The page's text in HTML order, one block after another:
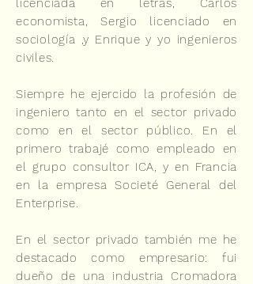
licenciada en letras, Carlos
economista, Sergio licenciado en
sociología ,y Enrique y yo ingenieros
civiles.
Siempre he ejercido la profesión de
ingeniero tanto en el sector privado
como en el sector público. En el
primero trabajé como empleado en
el grupo consultor ICA, y en Francia
en la empresa Societé General del
Enterprise.
En el sector privado también me he
destacado como empresario: fui
dueño de una industria Cromadora